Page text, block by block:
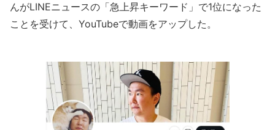
んがLINEニュースの「急上昇キーワード」で1位になった
ことを受けて、YouTubeで動画をアップした。